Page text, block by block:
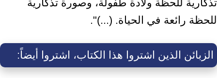
تذكارية للحظة ولادة طفولة، ‏وصورة تذكارية
للحظة رائعة في الحياة. (...)".‏
الزبائن الذين اشتروا هذا الكتاب، اشتروا أيضاً: